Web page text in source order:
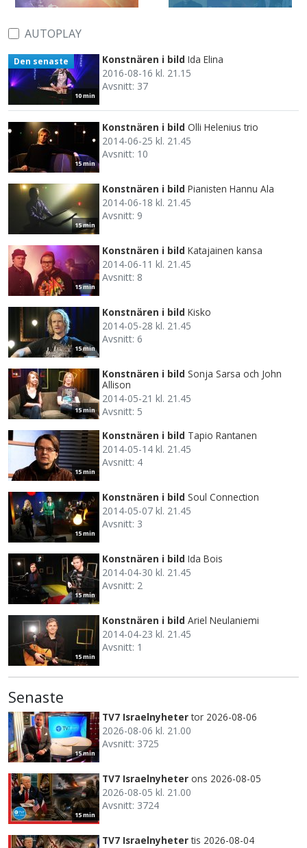
AUTOPLAY
10 min
Den senaste Konstnären i bild Ida Elina
2016-08-16 kl. 21.15
Avsnitt: 37
15 min
Konstnären i bild Olli Helenius trio
2014-06-25 kl. 21.45
Avsnitt: 10
15 min
Konstnären i bild Pianisten Hannu Ala
2014-06-18 kl. 21.45
Avsnitt: 9
15 min
Konstnären i bild Katajainen kansa
2014-06-11 kl. 21.45
Avsnitt: 8
15 min
Konstnären i bild Kisko
2014-05-28 kl. 21.45
Avsnitt: 6
15 min
Konstnären i bild Sonja Sarsa och John
Allison
2014-05-21 kl. 21.45
Avsnitt: 5
15 min
Konstnären i bild Tapio Rantanen
2014-05-14 kl. 21.45
Avsnitt: 4
15 min
Konstnären i bild Soul Connection
2014-05-07 kl. 21.45
Avsnitt: 3
15 min
Konstnären i bild Ida Bois
2014-04-30 kl. 21.45
Avsnitt: 2
15 min
Konstnären i bild Ariel Neulaniemi
2014-04-23 kl. 21.45
Avsnitt: 1
Senaste
15 min
TV7 Israelnyheter tor 2026-08-06
2026-08-06 kl. 21.00
Avsnitt: 3725
15 min
TV7 Israelnyheter ons 2026-08-05
2026-08-05 kl. 21.00
Avsnitt: 3724
TV7 Israelnyheter tis 2026-08-04